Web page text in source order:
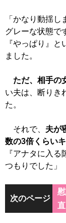
「かなり動揺
グレーな状態で
『やっぱり』
ました。
ただ、相手の
い夫は、断りき
た。
それで、 夫が
数の3倍くらい
『アナタに入
つもりでした」
次のページ